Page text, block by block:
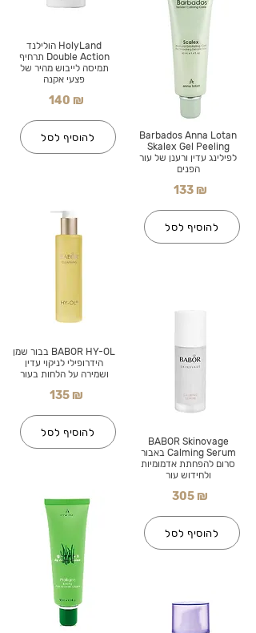
HolyLand הולילנד
Double Action תרחיף
תמיסה לייבוש מהיר של
פצעי אקנה
140 ₪
להוסיף לסל
BABOR HY-OL בבור שמן
הידרופילי לניקוי עדין
ושמירה על הלחות בעור
135 ₪
להוסיף לסל
Barbados Anna Lotan
Skalex Gel Peeling
לפילינג עדין ורענן של עור
הפנים
133 ₪
להוסיף לסל
BABOR Skinovage
Calming Serum באבור
סרום להפחתת אדמומיות
ולחידוש עור
305 ₪
להוסיף לסל